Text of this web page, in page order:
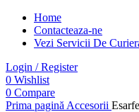
Home
Contacteaza-ne
Vezi Servicii De
Login / Register
0 Wishlist
0 Compare
Prima pagină Accesorii Esarfe